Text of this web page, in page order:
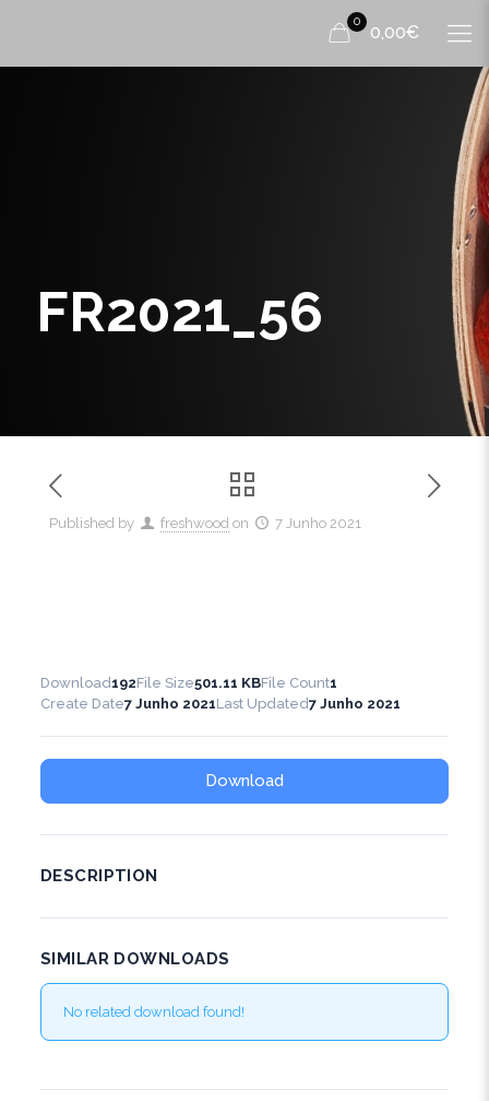
0
0,00€
FR2021_56
Published by freshwood on 7 Junho 2021
Download192File Size501.11 KBFile Count1
Create Date7 Junho 2021Last Updated7 Junho 2021
Download
DESCRIPTION
SIMILAR DOWNLOADS
No related download found!